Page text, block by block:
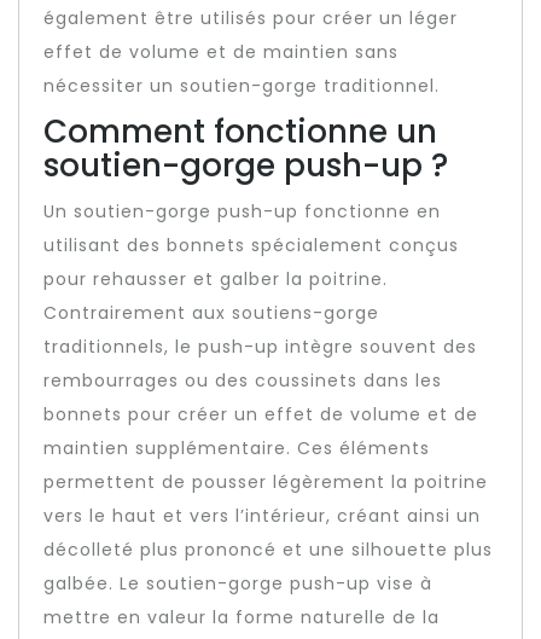
également être utilisés pour créer un léger
effet de volume et de maintien sans
nécessiter un soutien-gorge traditionnel.
Comment fonctionne un
soutien-gorge push-up ?
Un soutien-gorge push-up fonctionne en
utilisant des bonnets spécialement conçus
pour rehausser et galber la poitrine.
Contrairement aux soutiens-gorge
traditionnels, le push-up intègre souvent des
rembourrages ou des coussinets dans les
bonnets pour créer un effet de volume et de
maintien supplémentaire. Ces éléments
permettent de pousser légèrement la poitrine
vers le haut et vers l’intérieur, créant ainsi un
décolleté plus prononcé et une silhouette plus
galbée. Le soutien-gorge push-up vise à
mettre en valeur la forme naturelle de la